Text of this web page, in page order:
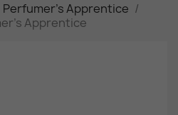
Perfumer's Apprentice
Apprentice